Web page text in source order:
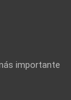
importante